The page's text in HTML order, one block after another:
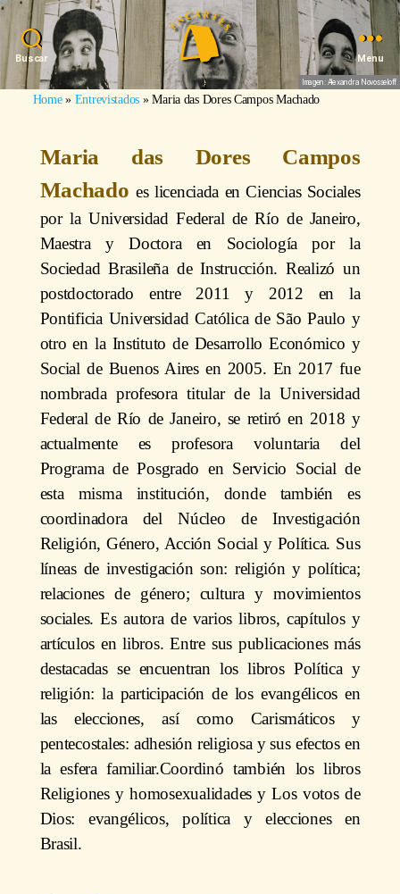
Buscar Menu
Imagen: Alexandra Novosseloff
Home» Entrevistados »Maria das Dores Campos Machado
Maria das Dores Campos
Machadoes licenciada en Ciencias Sociales
por la Universidad Federal de Río de Janeiro,
Maestra y Doctora en Sociología por la
Sociedad Brasileña de Instrucción. Realizó un
postdoctorado entre 2011 y 2012 en la
Pontificia Universidad Católica de São Paulo y
otro en la Instituto de Desarrollo Económico y
Social de Buenos Aires en 2005. En 2017 fue
nombrada profesora titular de la Universidad
Federal de Río de Janeiro, se retiró en 2018 y
actualmente es profesora voluntaria del
Programa de Posgrado en Servicio Social de
esta misma institución, donde también es
coordinadora del Núcleo de Investigación
Religión, Género, Acción Social y Política. Sus
líneas de investigación son: religión y política;
relaciones de género; cultura y movimientos
sociales. Es autora de varios libros, capítulos y
artículos en libros. Entre sus publicaciones más
destacadas se encuentran los libros Política y
religión: la participación de los evangélicos en
las elecciones, así como Carismáticos y
pentecostales: adhesión religiosa y sus efectos en
la esfera familiar.Coordinó también los libros
Religiones y homosexualidades y Los votos de
Dios: evangélicos, política y elecciones en
Brasil.